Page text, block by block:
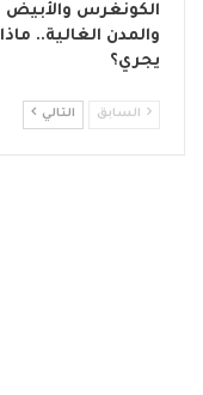
الكونغرس والأبيض
والمدن الغالية.. ماذا
يجري؟
السابق التالي